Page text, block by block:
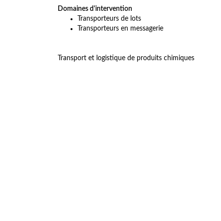
Domaines d'intervention
Transporteurs de lots
Transporteurs en messagerie
Transport et logistique de produits chimiques